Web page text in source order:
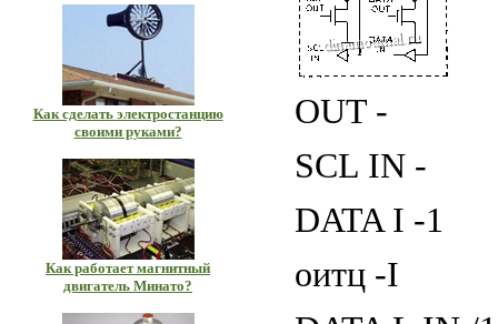
OUT -
SCL IN -
DATA I -1
оитц -I
Как сделать электростанцию
своими руками?
Как работает магнитный
двигатель Минато?